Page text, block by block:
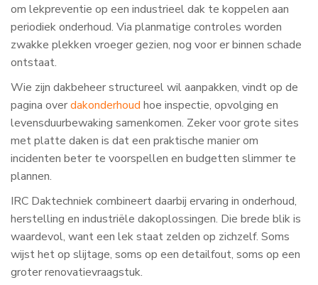
om lekpreventie op een industrieel dak te koppelen aan
periodiek onderhoud. Via planmatige controles worden
zwakke plekken vroeger gezien, nog voor er binnen schade
ontstaat.
Wie zijn dakbeheer structureel wil aanpakken, vindt op de
pagina overdakonderhoud hoe inspectie, opvolging en
levensduurbewaking samenkomen. Zeker voor grote sites
met platte daken is dat een praktische manier om
incidenten beter te voorspellen en budgetten slimmer te
plannen.
IRC Daktechniek combineert daarbij ervaring in onderhoud,
herstelling en industriële dakoplossingen. Die brede blik is
waardevol, want een lek staat zelden op zichzelf. Soms
wijst het op slijtage, soms op een detailfout, soms op een
groter renovatievraagstuk.